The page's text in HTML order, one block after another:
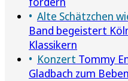
Alte Schätzchen
Band begeistert
Klassikern
Konzert Tommy
Gladbach zum Beben